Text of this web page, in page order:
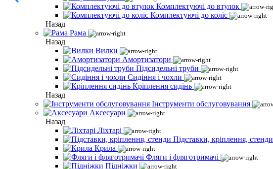
Комплектуючі до втулок
Комплектуючі до коліс
Назад
Рама
Назад
Вилки
Амортизатори
Підсидельні труби
Сидіння і чохли
Кріплення сидінь
Назад
Інструменти обслуговування
Аксесуари
Назад
Ліхтарі
Підставки, кріплення, стенди
Крила
Фляги і фляготримачі
Підніжки